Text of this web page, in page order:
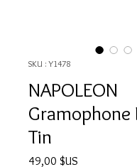
SKU : Y1478
NAPOLEON
Gramophone
Tin
49,00 $US